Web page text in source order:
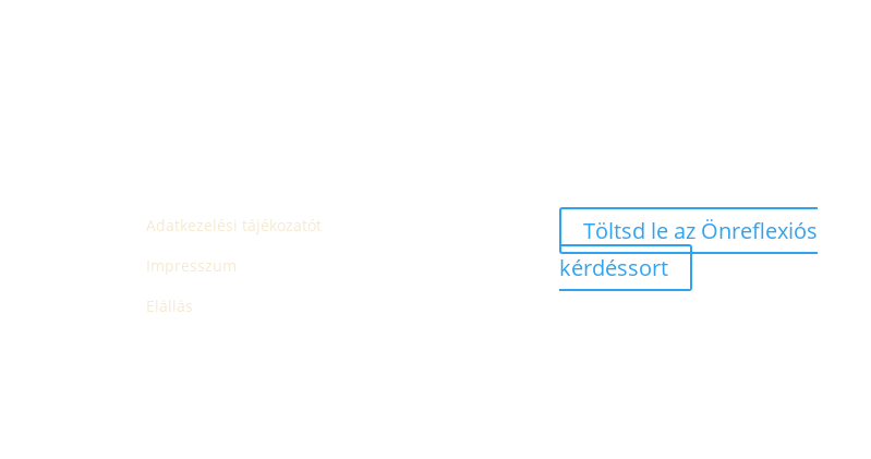
Adatkezelési tájékozatót
Impresszum
Elállás
Töltsd le az Önreflexiós
kérdéssort